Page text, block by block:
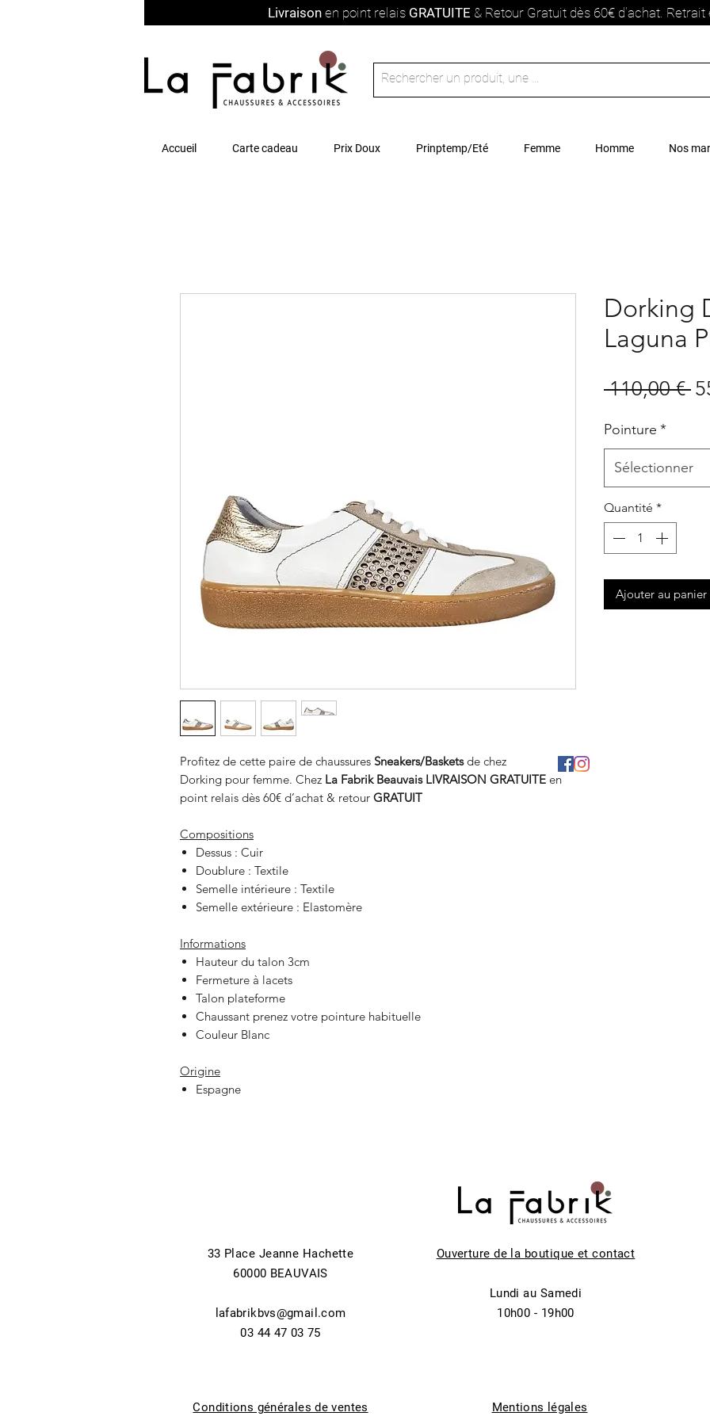
Livraison en point relais GRATUITE & Retour Gratuit dès 60€ d'achat. Retrait
Accueil Carte cadeau Prix Doux Prinptemp/Eté Femme Homme Nos
Profitez de cette paire de chaussures Sneakers/Basketsde chez
Dorking pour femme. Chez La Fabrik Beauvais LIVRAISON GRATUITE en
point relais dès 60€ d’achat & retour GRATUIT
Compositions
Dessus : Cuir
Doublure : Textile
Semelle intérieure : Textile
Semelle extérieure : Elastomère
Informations
Hauteur du talon 3cm
Fermeture à lacets
Talon plateforme
Chaussant prenez votre pointure habituelle
Couleur Blanc
Origine
Espagne
Dorking
Laguna
110,00 €
Pointure *
Sélectionner
Quantité *
Ajouter au panier
33 Place Jeanne Hachette
60000 BEAUVAIS
lafabrikbvs@gmail.com
03 44 47 03 75
Ouverture de la boutique et contact
Lundi au Samedi
10h00 - 19h00
Conditions générales de ventes Mentions légales